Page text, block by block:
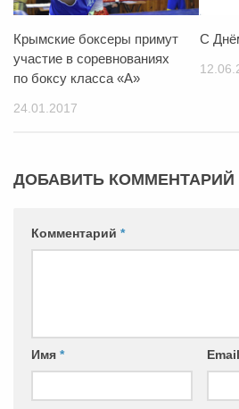
Крымские боксеры примут
участие в соревнованиях
по боксу класса «А»
24.01.2017
С
ДОБАВИТЬ КОММЕНТАРИЙ
Комментарий *
Имя * Email